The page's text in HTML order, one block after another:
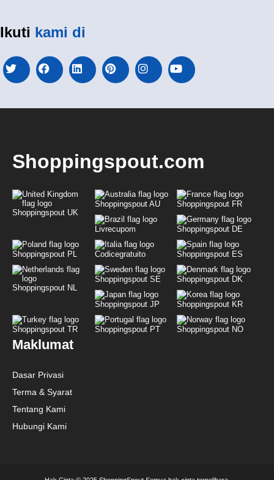
Ikuti kami di
Shoppingspout.com
Shoppingspout UK
Shoppingspout AU Shoppingspout FR
Livrecupom Shoppingspout DE
Shoppingspout PL Codicegratuito Shoppingspout ES
Shoppingspout NL
Shoppingspout SE Shoppingspout DK
Shoppingspout JP Shoppingspout KR
Shoppingspout TR Shoppingspout PT Shoppingspout NO
Maklumat
Dasar Privasi
Terma & Syarat
Tentang Kami
Hubungi Kami